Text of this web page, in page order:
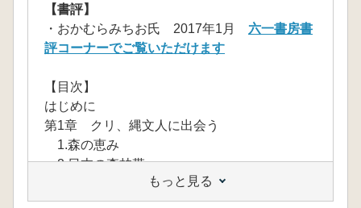
【書評】
・おかむらみちお氏 2017年1月 六一書房書
評コーナーでご覧いただけます
【目次】
はじめに
第1章 クリ、縄文人に出会う
1.森の恵み
2.日本の森林帯
3.縄文人の棲んだ森
4.縄文人が棲み始めた森
もっと見る